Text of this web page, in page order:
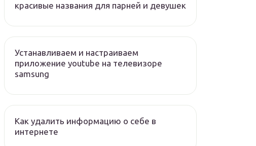
красивые названия для парней и девушек
Устанавливаем и настраиваем
приложение youtube на телевизоре
samsung
Как удалить информацию о себе в
интернете